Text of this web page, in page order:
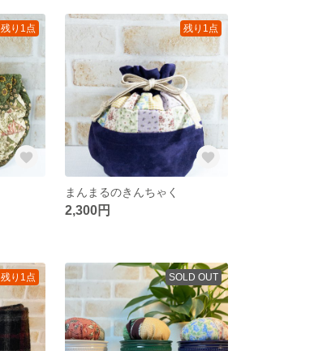
残り1点 残り1点
まんまるのきんちゃく
2,300円
残り1点 SOLD OUT